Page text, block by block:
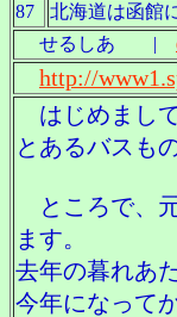
87 北海道は函館
せるしあ |
http://
はじめまし
とあるバスも
ところで、
ます。
去年の暮れあ
今年になって